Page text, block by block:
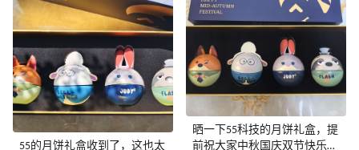
55的月饼礼盒收到了，这也太
晒一下55科技的月饼礼盒，提
前祝大家中秋国庆双节快乐